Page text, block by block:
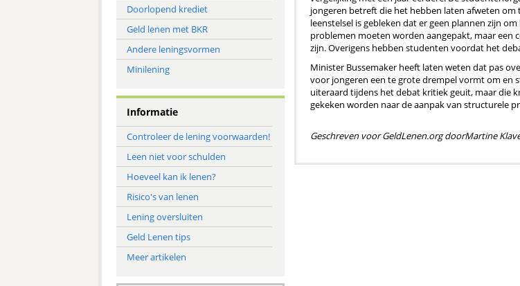
Doorlopend krediet
Geld lenen met BKR
Andere leningsvormen
Minilening
Informatie
Controleer de lening voorwaarden!
Leen niet voor schulden
Hoeveel kan ik lenen?
Risico's van lenen
Lening oversluiten
Geld Lenen tips
Meer artikelen
jongeren betreft die het hebben laten afweten om
leenstelsel is gebleken dat er geen plannen zijn
problemen moeten worden aangepakt, maar een
zijn. Overigens hebben studenten voordat het
Minister Bussemaker heeft laten weten dat pas
voor jongeren een te grote drempel vormt om en
uiteraard tijdens het debat kritiek geuit, maar die
gekeken worden naar de aanpak van structurele
Geschreven voor GeldLenen.org doorMartine